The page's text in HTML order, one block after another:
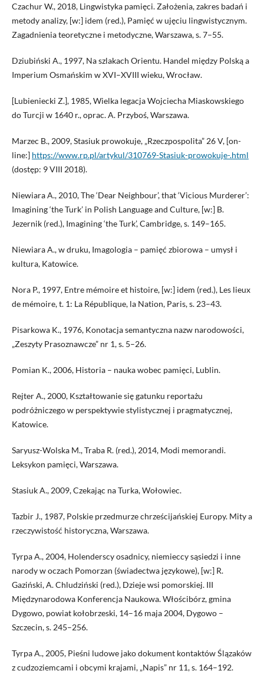
Czachur W., 2018, Lingwistyka pamięci. Założenia, zakres badań i
metody analizy, [w:] idem (red.), Pamięć w ujęciu lingwistycznym.
Zagadnienia teoretyczne i metodyczne, Warszawa, s. 7–55.
Dziubiński A., 1997, Na szlakach Orientu. Handel między Polską a
Imperium Osmańskim w XVI–XVIII wieku, Wrocław.
[Lubieniecki Z.], 1985, Wielka legacja Wojciecha Miaskowskiego
do Turcji w 1640 r., oprac. A. Przyboś, Warszawa.
Marzec B., 2009, Stasiuk prowokuje, „Rzeczpospolita” 26 V, [on-
line:] https://www.rp.pl/artykul/310769-Stasiuk-prowokuje-.html
(dostęp: 9 VIII 2018).
Niewiara A., 2010, The ‘Dear Neighbour’, that ‘Vicious Murderer’:
Imagining ‘the Turk’ in Polish Language and Culture, [w:] B.
Jezernik (red.), Imagining ‘the Turk’, Cambridge, s. 149–165.
Niewiara A., w druku, Imagologia – pamięć zbiorowa – umysł i
kultura, Katowice.
Nora P., 1997, Entre mémoire et histoire, [w:] idem (red.), Les lieux
de mémoire, t. 1: La République, la Nation, Paris, s. 23–43.
Pisarkowa K., 1976, Konotacja semantyczna nazw narodowości,
„Zeszyty Prasoznawcze” nr 1, s. 5–26.
Pomian K., 2006, Historia – nauka wobec pamięci, Lublin.
Rejter A., 2000, Kształtowanie się gatunku reportażu
podróżniczego w perspektywie stylistycznej i pragmatycznej,
Katowice.
Saryusz-Wolska M., Traba R. (red.), 2014, Modi memorandi.
Leksykon pamięci, Warszawa.
Stasiuk A., 2009, Czekając na Turka, Wołowiec.
Tazbir J., 1987, Polskie przedmurze chrześcijańskiej Europy. Mity a
rzeczywistość historyczna, Warszawa.
Tyrpa A., 2004, Holenderscy osadnicy, niemieccy sąsiedzi i inne
narody w oczach Pomorzan (świadectwa językowe), [w:] R.
Gaziński, A. Chludziński (red.), Dzieje wsi pomorskiej. III
Międzynarodowa Konferencja Naukowa. Włościbórz, gmina
Dygowo, powiat kołobrzeski, 14–16 maja 2004, Dygowo –
Szczecin, s. 245–256.
Tyrpa A., 2005, Pieśni ludowe jako dokument kontaktów Ślązaków
z cudzoziemcami i obcymi krajami, „Napis” nr 11, s. 164–192.